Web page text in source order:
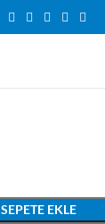
SEPETE EKLE